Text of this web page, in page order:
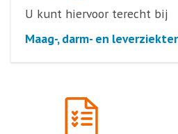
U kunt hiervoor terecht bij
Maag-, darm- en